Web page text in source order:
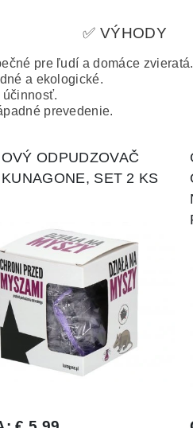
✅ VÝHODY
pre ľudí a domáce zvieratá.
a ekologické.
účinnosť.
prevedenie.